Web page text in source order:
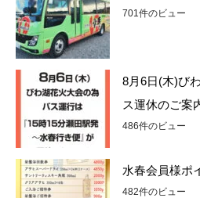
701件のビュー
8月6日(木)び
ス運休のご案
486件のビュー
水春会員様ポ
482件のビュー